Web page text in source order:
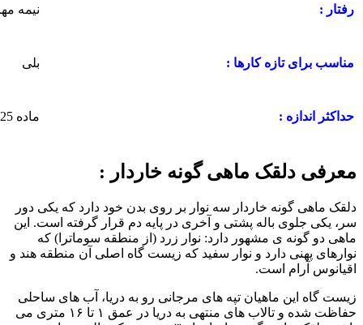
رفتار : نیمه
مناسب برای تازه کارها : بلی
حداکثر اندازه : ماده 25 سانتی متر و نر 5 سانتی متر
معرفی دلقک ماهی گونه خاردار :
دلقک ماهی گونه خاردار سه نوار بر روی بدن خود دارد که یکی دور
سر، یکی جلوی باله پشتی و آخری در پایه دم قرار گرفته است. این
ماهی دو گونه ی مشهور دارد: نوار زرد (از منطقه سوماترا) که
نوارهای پهنی دارد و نوار سفید که زیست گاه اصلی آن منطقه هند و
اقیانوس آرام است.
زیست گاه این ماهیان تپه های مرجانی رو به دریا، آب های ساحلی
حفاظت شده و تالاب های منتهی به دریا در عمق ۱ تا ۱۶ متری می